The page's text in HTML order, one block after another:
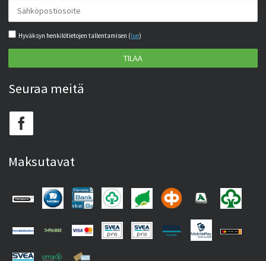
Hyväksyn henkilötietojen tallentamisen (lue)
TILAA
Seuraa meitä
Maksutavat